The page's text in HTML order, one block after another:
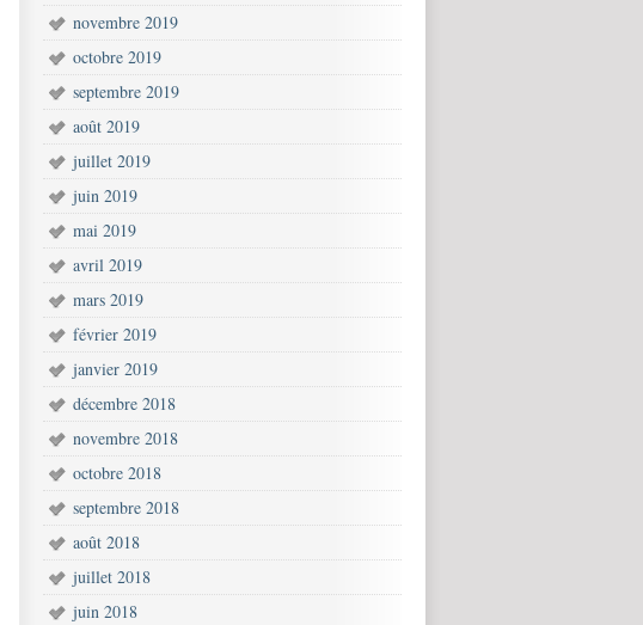
novembre 2019
octobre 2019
septembre 2019
août 2019
juillet 2019
juin 2019
mai 2019
avril 2019
mars 2019
février 2019
janvier 2019
décembre 2018
novembre 2018
octobre 2018
septembre 2018
août 2018
juillet 2018
juin 2018